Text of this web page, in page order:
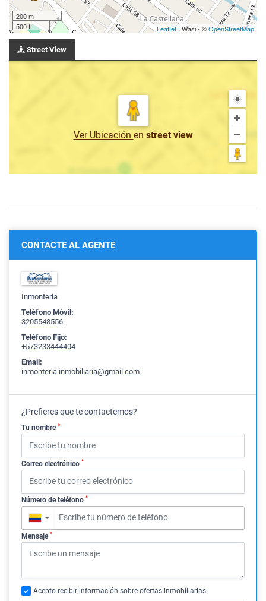
200 m
500 ft
Leaflet | Wasi - ©OpenStreetMap
Street View
Ver Ubicación en street view
CONTACTE AL AGENTE
Inmonteria
Teléfono Móvil:
3205548556
Teléfono Fijo:
+573233444404
Email:
inmonteria.inmobiliaria@gmail.com
¿Prefieres que te contactemos?
Tu nombre *
Correo electrónico *
Número de teléfono *
▼
Mensaje *
Acepto recibir información sobre ofertas inmobiliarias